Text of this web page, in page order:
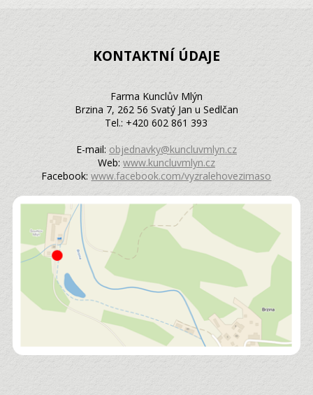
KONTAKTNÍ ÚDAJE
Farma Kunclův Mlýn
Brzina 7, 262 56 Svatý Jan u Sedlčan
Tel.: +420 602 861 393
E-mail: objednavky@kuncluvmlyn.cz
Web: www.kuncluvmlyn.cz
Facebook:www.facebook.com/vyzralehovezimaso